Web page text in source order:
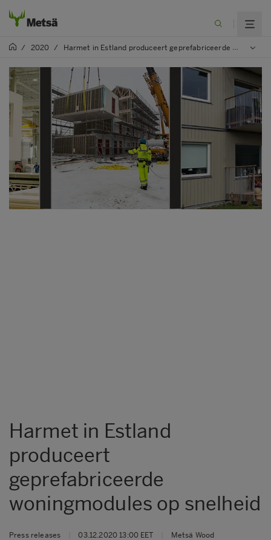
/ 2020 / Harmet in Estland produceert geprefabriceerde woningmodules op snelheid
Harmet in Estland
produceert
geprefabriceerde
woningmodules op snelheid
Press releases 03.12.2020 13:00 EET Metsä Wood